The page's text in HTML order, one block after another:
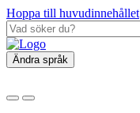
Hoppa till huvudinnehållet
Ändra språk